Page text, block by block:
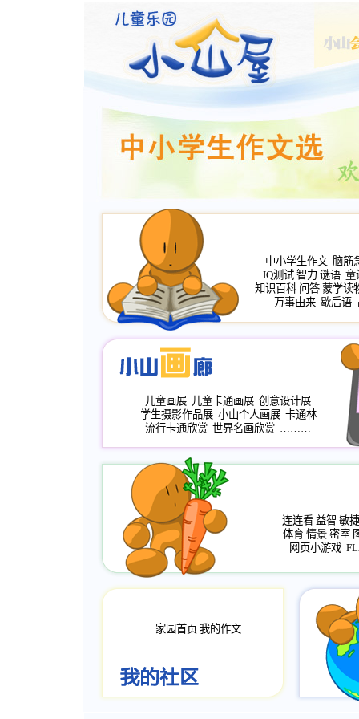
中小学生作文 脑筋
IQ测试 智力 谜语 童
知识百科 问答 蒙学读
万事由来 歇后语
儿童画展 儿童卡通画展 创意设计展
学生摄影作品展 小山个人画展 卡通林
流行卡通欣赏 世界名画欣赏 ………
连连看 益智 敏捷
体育 情景 密室
网页小游戏
家园首页 我的作文